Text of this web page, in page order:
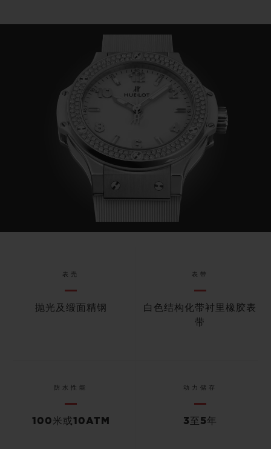
表壳
抛光及缎面精钢
表带
白色结构化带衬里橡胶表
带
防水性能
100米或10ATM
动力储存
3至5年